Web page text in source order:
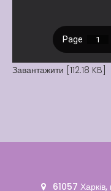
Завантажити [112.18 KB]
61057